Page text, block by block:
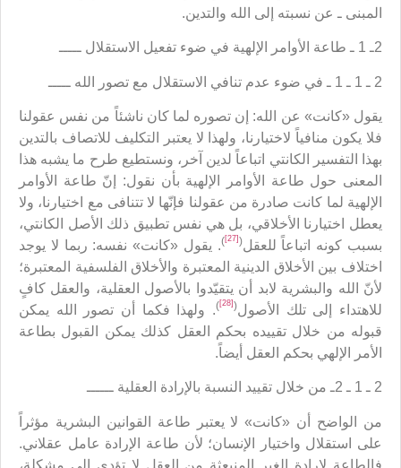
المبنى ـ عن نسبته إلى الله والتدين.
2ـ 1 ـ طاعة الأوامر الإلهية في ضوء تفعيل الاستقلال ـــــ
2 ـ 1 ـ 1 ـ في ضوء عدم تنافي الاستقلال مع تصور الله ـــــ
يقول «كانت» عن الله: إن تصوره لما كان ناشئاً من نفس عقولنا
فلا يكون منافياً لاختيارنا، ولهذا لا يعتبر التكليف للاتصاف بالتدين
بهذا التفسير الكانتي اتباعاً لدين آخر، ونستطيع طرح ما يشبه هذا
المعنى حول طاعة الأوامر الإلهية بأن نقول: إنّ طاعة الأوامر
الإلهية لما كانت صادرة من عقولنا فإنّها لا تتنافى مع اختيارنا، ولا
يعطل اختيارنا الأخلاقي، بل هي نفس تطبيق ذلك الأصل الكانتي،
بسبب كونه اتباعاً للعقل(
[27]
). يقول «كانت» نفسه: ربما لا يوجد
اختلاف بين الأخلاق الدينية المعتبرة والأخلاق الفلسفية المعتبرة؛
لأنّ الله والبشرية لابد أن يتقيّدوا بالأصول العقلية، والعقل كافٍ
للاهتداء إلى تلك الأصول(
[28]
). ولهذا فكما أن تصور الله يمكن
قبوله من خلال تقييده بحكم العقل كذلك يمكن القبول بطاعة
الأمر الإلهي بحكم العقل أيضاً.
2 ـ 1 ـ 2ـ من خلال تقييد النسبة بالإرادة العقلية ــــــ
من الواضح أن «كانت» لا يعتبر طاعة القوانين البشرية مؤثراً
على استقلال واختيار الإنسان؛ لأن طاعة الإرادة عامل عقلاني.
فالطاعة لإرادة الغير المنبعثة من العقل لا تؤدي إلى مشكلة،